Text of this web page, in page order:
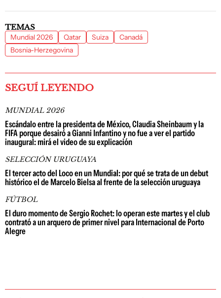
TEMAS
Mundial 2026 Qatar Suiza
Canadá
Bosnia-Herzegovina
SEGUÍ LEYENDO
MUNDIAL 2026
Escándalo entre la presidenta de México, Claudia Sheinbaum y la
FIFA porque desairó a Gianni Infantino y no fue a ver el partido
inaugural: mirá el video de su explicación
SELECCIÓN URUGUAYA
El tercer acto del Loco en un Mundial: por qué se trata de un debut
histórico el de Marcelo Bielsa al frente de la selección uruguaya
FÚTBOL
El duro momento de Sergio Rochet: lo operan este martes y el club
contrató a un arquero de primer nivel para Internacional de Porto
Alegre